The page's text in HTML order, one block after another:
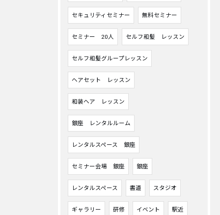
セキュリティセミナー 無料セミナー
セミナー 20人 セルフ和髪 レッスン
セルフ和髪グループレッスン
ヘアセット レッスン
和装ヘア レッスン
銀座 レンタルルーム
レンタルスペース 銀座
セミナー会場 銀座 銀座
レンタルスペース 書道 スタジオ
ギャラリー 研修 イベント 駅近